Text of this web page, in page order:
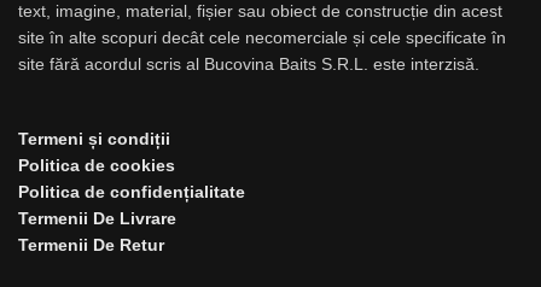
text, imagine, material, fișier sau obiect de construcție din acest
site în alte scopuri decât cele necomerciale și cele specificate în
site fără acordul scris al Bucovina Baits S.R.L. este interzisă.
Termeni și condiții
Politica de cookies
Politica de confidențialitate
Termenii De Livrare
Termenii De Retur